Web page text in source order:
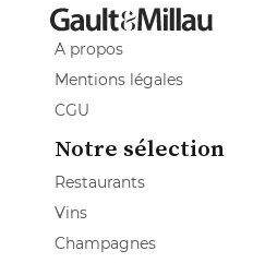
A propos
Mentions légales
CGU
Notre sélection
Restaurants
Vins
Champagnes